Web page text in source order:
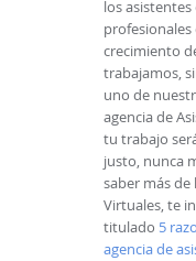
los
crecimiento
trabajamos,
uno de
agencia de
tu trabajo
justo, nunca
saber más de
Virtuales, te
titulado 5
agencia de